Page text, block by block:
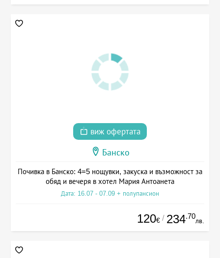
виж офертата
Банско
Почивка в Банско: 4=5 нощувки, закуска и възможност за
обяд и вечеря в хотел Мария Антоанета
Дата: 16.07 - 07.09 + полупансион
120€ / 234.70
лв.